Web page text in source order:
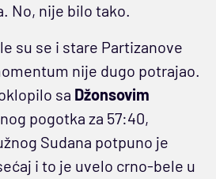
No, nije bilo tako.
su se i stare Partizanove
nije dugo potrajao.
sa Džonsovim
pogotka za 57:40,
Sudana potpuno je
i to je uvelo crno-bele u